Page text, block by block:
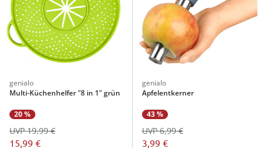
genialo
Multi-Küchenhelfer "8 in 1" grün
20 %
15,99 €
UVP 19,99 €
genialo
Apfelentkerner
43 %
3,99 €
UVP 6,99 €